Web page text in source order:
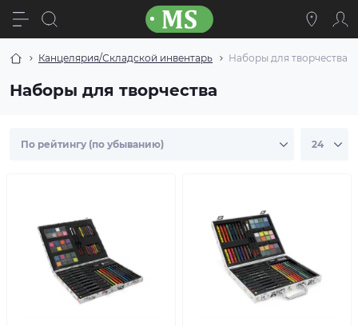
Канцелярия/Складской инвентарь Наборы для творчества
Наборы для творчества